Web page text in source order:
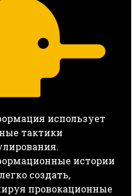
использует
тактики
истории
создать,
провокационные